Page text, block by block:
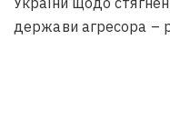
держави агресора –